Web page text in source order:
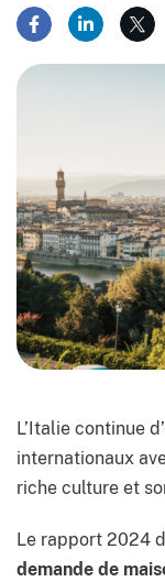
Partager sur
Partager
L’Italie continue
internationaux
riche culture et
Le rapport 2024
demande de